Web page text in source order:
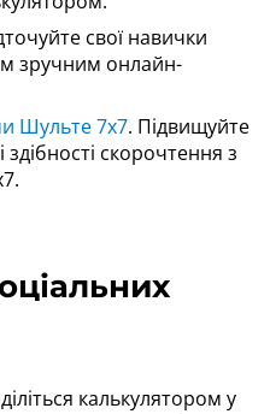
свої навички
зручним онлайн-
Шульте 7x7. Підвищуйте
скорочтення з
калькулятором у